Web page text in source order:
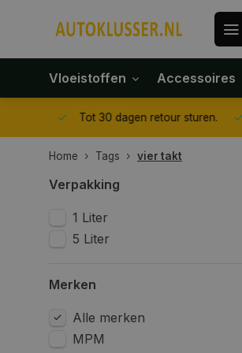
Vloeistoffen Accessoires
Tot 30 dagen retour sturen.
Home Tags vier takt
Verpakking
1 Liter
5 Liter
Merken
Alle merken
MPM